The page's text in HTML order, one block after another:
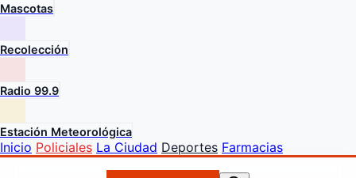
Mascotas
Recolección
Radio 99.9
Estación Meteorológica
Inicio Policiales La Ciudad Deportes Farmacias